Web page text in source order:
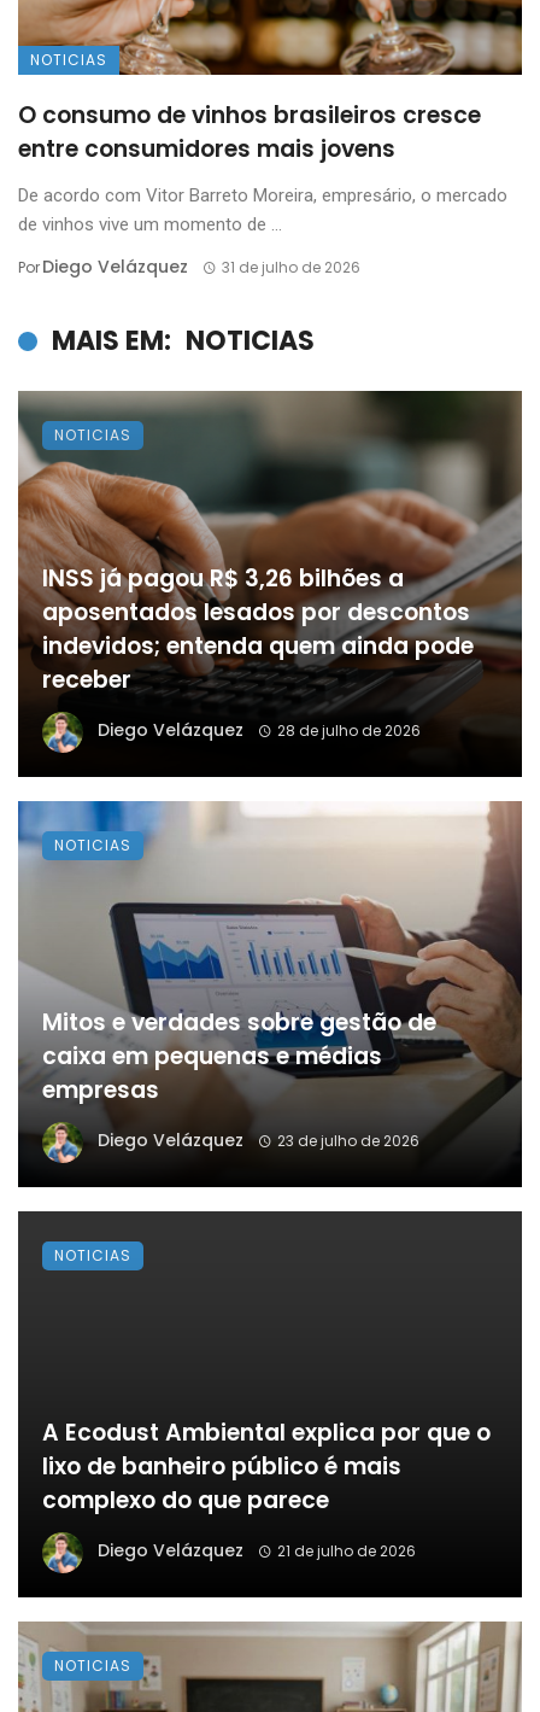
NOTICIAS
O consumo de vinhos brasileiros cresce
entre consumidores mais jovens
De acordo com Vitor Barreto Moreira, empresário, o mercado
de vinhos vive um momento de ...
PorDiego Velázquez 31 de julho de 2026
MAIS EM: NOTICIAS
INSS já pagou R$ 3,26 bilhões a
aposentados lesados por descontos
indevidos; entenda quem ainda pode
receber
Diego Velázquez 28 de julho de 2026
NOTICIAS
Mitos e verdades sobre gestão de
caixa em pequenas e médias
empresas
Diego Velázquez 23 de julho de 2026
NOTICIAS
A Ecodust Ambiental explica por que o
lixo de banheiro público é mais
complexo do que parece
Diego Velázquez 21 de julho de 2026
NOTICIAS
NOTICIAS